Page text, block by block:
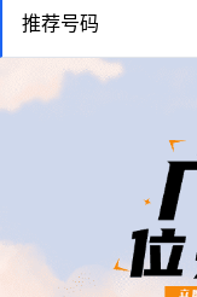
推荐号码